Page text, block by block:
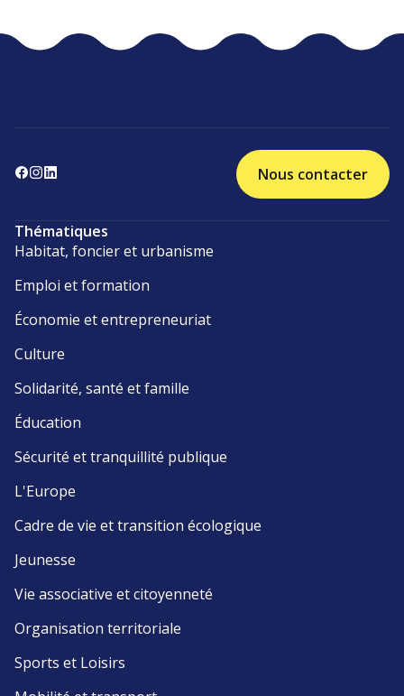
Nous contacter
Thématiques
Habitat, foncier et urbanisme
Emploi et formation
Économie et entrepreneuriat
Culture
Solidarité, santé et famille
Éducation
Sécurité et tranquillité publique
L'Europe
Cadre de vie et transition écologique
Jeunesse
Vie associative et citoyenneté
Organisation territoriale
Sports et Loisirs